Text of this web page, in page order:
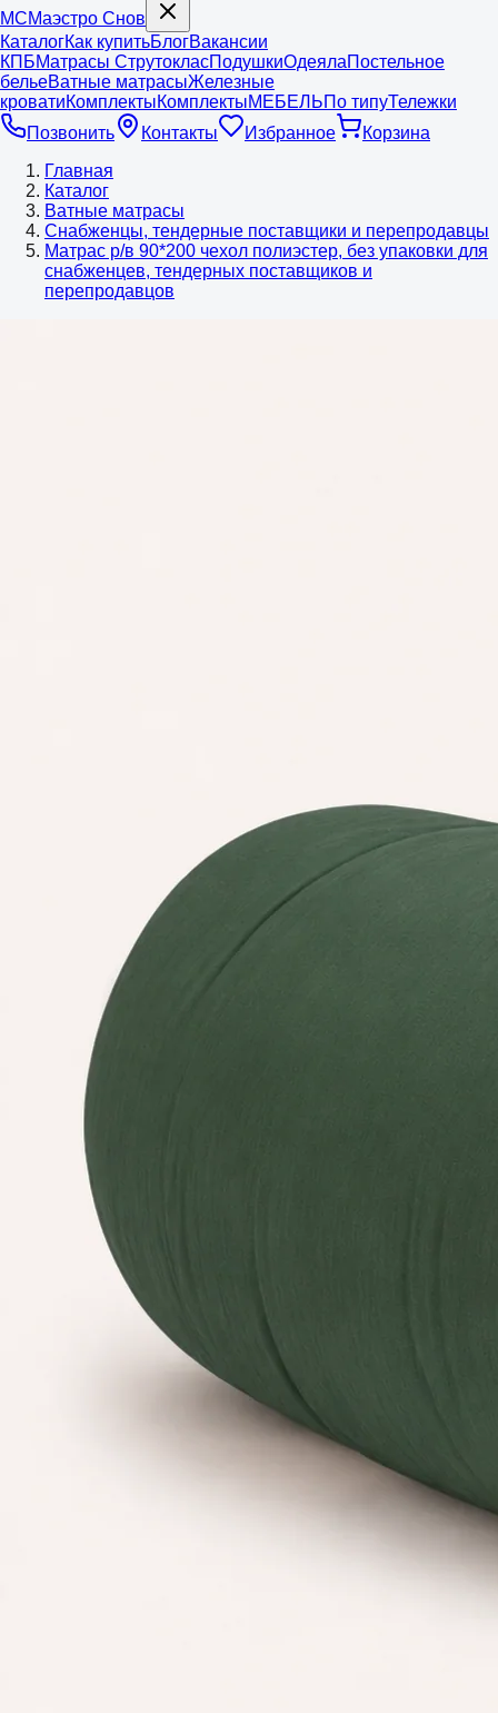
МСМаэстро Снов
КаталогКак купитьБлогВакансии
КПБМатрасы СтрутокласПодушкиОдеялаПостельное
бельеВатные матрасыЖелезные
кроватиКомплектыКомплектыМЕБЕЛЬПо типуТележки
Позвонить
Контакты Избранное
Корзина
Главная
Каталог
Ватные матрасы
Снабженцы, тендерные поставщики и перепродавцы
Матрас р/в 90*200 чехол полиэстер, без упаковки для
снабженцев, тендерных поставщиков и
перепродавцов